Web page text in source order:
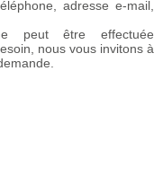
adresse e-mail,
peut être effectuée
nous vous invitons à